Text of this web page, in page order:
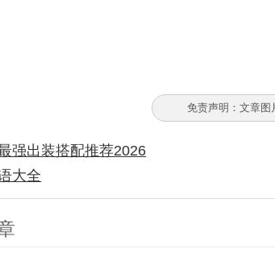
免责声明：文章图
强出装搭配推荐2026
大全